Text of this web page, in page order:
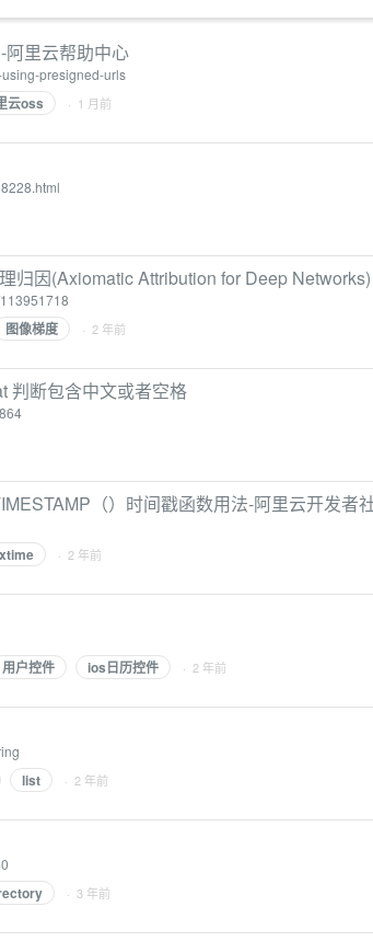
里云帮助中心
presigned-urls
云oss · 1 月前
归因(Axiomatic Attribution for Deep Networks)
图像梯度 · 2 年前
判断包含中文或者空格
（）时间戳函数用法-阿里云开发者
· 2 年前
用户控件 ios日历控件 · 2 年前
list · 2 年前
· 3 年前